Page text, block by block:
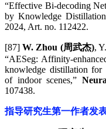
“Effective Bi-decoding
by Knowledge
2024, Art. no. 112422.
[87]W. Zhou (周武杰),
“AESeg: Affinity-
knowledge distillation for
of indoor scenes,”
107438.
指导研究生第一作者发